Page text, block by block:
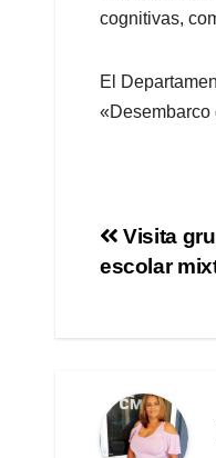
cognitivas,
El
«Desembarco
Visita
escolar